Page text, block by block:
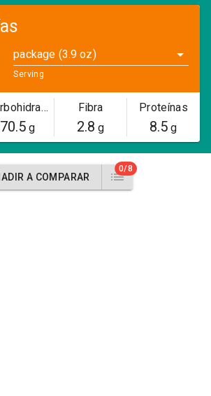
package (3.9 oz)
Serving
Carbohidratos
70.5 g
Fibra
2.8 g
Proteínas
8.5 g
A COMPARAR
0/8